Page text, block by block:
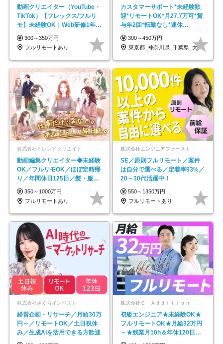
動画クリエイター（YouTube・
TikTok）【フレックス/フルリ
モ】未経験OK｜Web研修1年間
｜副業OK
300～350万円
フルリモートあり
カスタマーサポート*未経験歓
迎*リモートOK*月27.7万可*賞
与年2回*転勤なし*連休
OK/ZE010232
300～450万円
東京都_神奈川県_千葉県_大阪府_愛知県…
株式会社トレンドクリエイト
動画編集クリエイター◆未経験
OK／フルリモOK／ほぼ定時帰
り／年間休日125日／髪・服・
ネイル自由／副業OK
350～1000万円
フルリモートあり
株式会社エンジニアファースト
SE／原則フルリモート／案件
は自分で選べる／定着率93%／
20～30代活躍中！
550～1350万円
フルリモートあり
株式会社さくらインベスト
経営企画・リサーチ／月給30万
円～／リモートOK／土日祝休
み／生成AIを活用できる方歓迎
株式会社Ｃ Ａｄｄｉｔｉｏｎ
初級エンジニア★未経験OK★
フルリモートOK★月給32万円
～★残業月10h＆年休120日以
上★副業可